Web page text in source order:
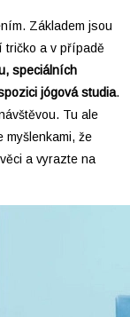
Základem jsou
tričko a v případě
speciálních
jógová studia.
Tu ale
myšlenkami, že
a vyrazte na